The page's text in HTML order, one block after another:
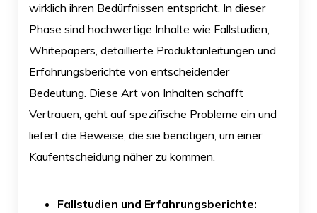
wirklich ihren Bedürfnissen entspricht. In dieser
Phase sind hochwertige Inhalte wie Fallstudien,
Whitepapers, detaillierte Produktanleitungen und
Erfahrungsberichte von entscheidender
Bedeutung. Diese Art von Inhalten schafft
Vertrauen, geht auf spezifische Probleme ein und
liefert die Beweise, die sie benötigen, um einer
Kaufentscheidung näher zu kommen.
Fallstudien und Erfahrungsberichte: